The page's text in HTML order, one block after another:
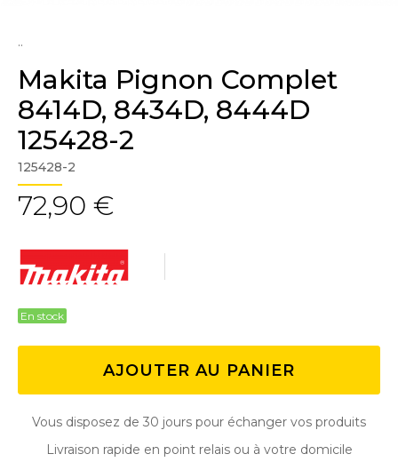
..
Makita Pignon Complet
8414D, 8434D, 8444D
125428-2
125428-2
72,90 €
En stock
AJOUTER AU PANIER
Vous disposez de 30 jours pour échanger vos produits
Livraison rapide en point relais ou à votre domicile